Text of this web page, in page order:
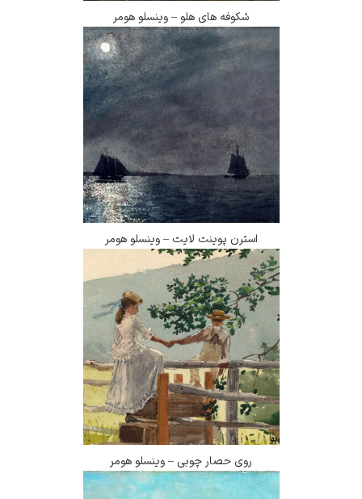
شکوفه های هلو – وینسلو هومر
استرن پوینت لایت – وینسلو هومر
روی حصار چوبی – وینسلو هومر